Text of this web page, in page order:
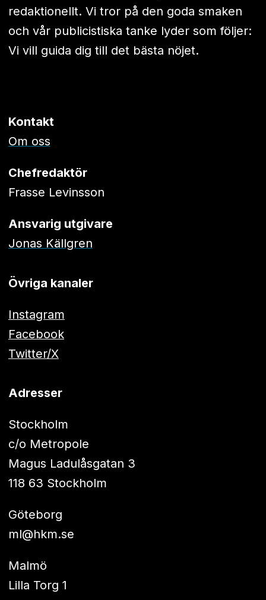
redaktionellt. Vi tror på den goda smaken
och vår publicistiska tanke lyder som följer:
Vi vill guida dig till det bästa nöjet.
Kontakt
Om oss
Chefredaktör
Frasse Levinsson
Ansvarig utgivare
Jonas Källgren
Övriga kanaler
Instagram
Facebook
Twitter/X
Adresser
Stockholm
c/o Metropole
Magus Ladulåsgatan 3
118 63 Stockholm
Göteborg
ml@hkm.se
Malmö
Lilla Torg 1